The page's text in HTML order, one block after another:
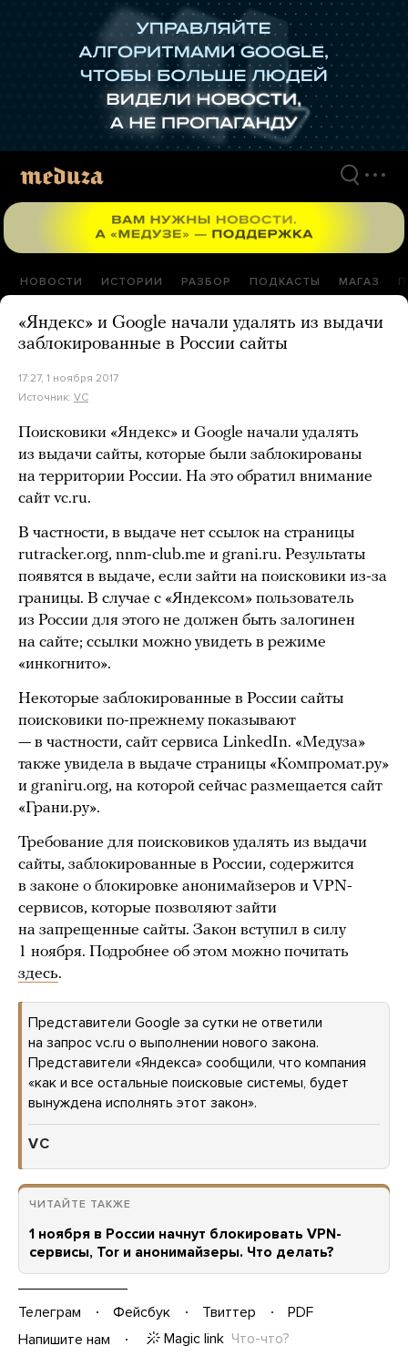
НОВОСТИ ИСТОРИИ РАЗБОР ПОДКАСТЫ МАГАЗ
«Яндекс» и Google начали удалять из выдачи
заблокированные в России сайты
17:27, 1 ноября 2017
Источник: VC
Поисковики «Яндекс» и Google начали удалять
из выдачи сайты, которые были заблокированы
на территории России. На это обратил внимание
сайт vc.ru.
В частности, в выдаче нет ссылок на страницы
rutracker.org, nnm-club.me и grani.ru. Результаты
появятся в выдаче, если зайти на поисковики из-за
границы. В случае с «Яндексом» пользователь
из России для этого не должен быть залогинен
на сайте; ссылки можно увидеть в режиме
«инкогнито».
Некоторые заблокированные в России сайты
поисковики по-прежнему показывают
— в частности, сайт сервиса LinkedIn. «Медуза»
также увидела в выдаче страницы «Компромат.ру»
и graniru.org, на которой сейчас размещается сайт
«Грани.ру».
Требование для поисковиков удалять из выдачи
сайты, заблокированные в России, содержится
в законе о блокировке анонимайзеров и VPN-
сервисов, которые позволяют зайти
на запрещенные сайты. Закон вступил в силу
1 ноября. Подробнее об этом можно почитать
здесь.
Представители Google за сутки не ответили
на запрос vc.ru о выполнении нового закона.
Представители «Яндекса» сообщили, что компания
«как и все остальные поисковые системы, будет
вынуждена исполнять этот закон».
VC
ЧИТАЙТЕ ТАКЖЕ
1 ноября в России начнут блокировать VPN-
сервисы, Tor и анонимайзеры. Что делать?
Телеграм Фейсбук Твиттер
PDF
Напишите нам
Magic link Что-что?